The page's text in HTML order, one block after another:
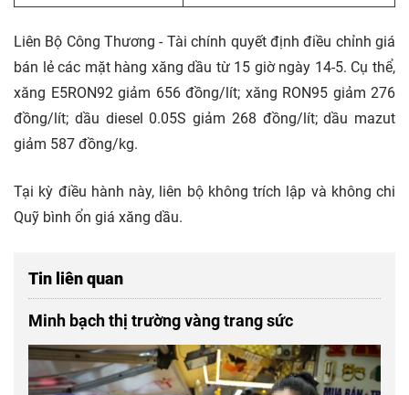
Liên Bộ Công Thương - Tài chính quyết định điều chỉnh giá
bán lẻ các mặt hàng xăng dầu từ 15 giờ ngày 14-5. Cụ thể,
xăng E5RON92 giảm 656 đồng/lít; xăng RON95 giảm 276
đồng/lít; dầu diesel 0.05S giảm 268 đồng/lít; dầu mazut
giảm 587 đồng/kg.
Tại kỳ điều hành này, liên bộ không trích lập và không chi
Quỹ bình ổn giá xăng dầu.
Tin liên quan
Minh bạch thị trường vàng trang sức